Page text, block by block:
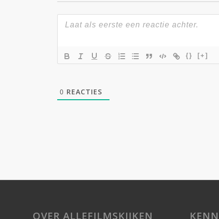
{} [+]
0 REACTIES
OVER ALLEFILMSKIJKEN